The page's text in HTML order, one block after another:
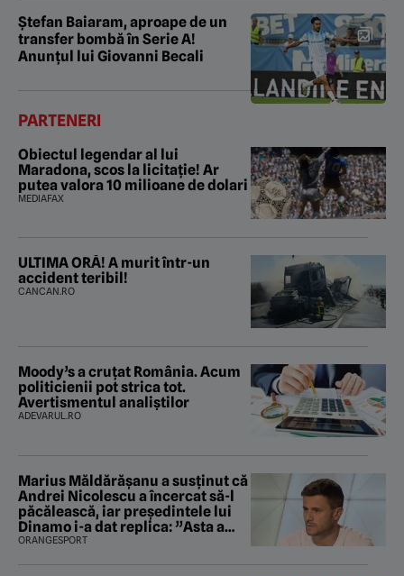
Ștefan Baiaram, aproape de un
transfer bombă în Serie A!
Anunțul lui Giovanni Becali
PARTENERI
Obiectul legendar al lui
Maradona, scos la licitație! Ar
putea valora 10 milioane de dolari
MEDIAFAX
ULTIMA ORĂ! A murit într-un
accident teribil!
CANCAN.RO
Moody’s a cruțat România. Acum
politicienii pot strica tot.
Avertismentul analiștilor
ADEVARUL.RO
Marius Măldărăşanu a susţinut că
Andrei Nicolescu a încercat să-l
păcălească, iar preşedintele lui
Dinamo i-a dat replica: ”Asta a
fost istoria”
ORANGESPORT